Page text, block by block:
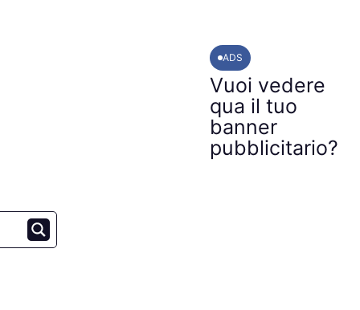
ADS
Vuoi vedere
qua il tuo
banner
pubblicitario?